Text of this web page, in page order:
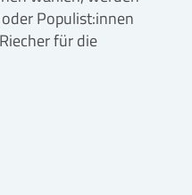
Populist:innen
für die